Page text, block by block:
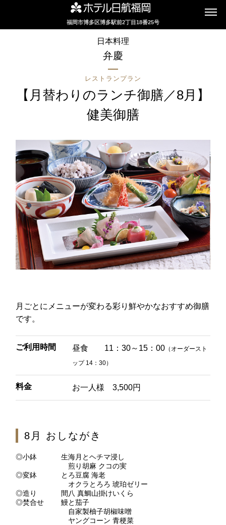
福岡市博多区博多駅前2丁目18番25号
日本料理
弁慶
レストランプラン
【月替わりのランチ御膳／8月】
健美御膳
月ごとにメニューが変わる彩り鮮やかなおすすめ御膳
です。
ご利用時間 昼食 11：30～15：00 （オーダースト
ップ 14：30）
料金 お一人様 3,500円
8月 おしながき
◎小鉢
生海月とヘチマ浸し
煎り胡麻 クコの実
◎変鉢
とろ豆腐 海老
オクラとろろ 琥珀ゼリー
◎造り
間八 真鯛山掛けいくら
◎焚合せ
鰻と茄子
自家製柚子胡椒味噌
ヤングコーン 青梗菜
インターネットにてレストランのお席の
ご予約を承っております
2F カフェレストラン
セリーナ
お席のご予約
TEL 092-482-1161
2F テーマレストラン
レ・セレブリテ
お席のご予約
鴻臚
お席のご予約
お席のご予約